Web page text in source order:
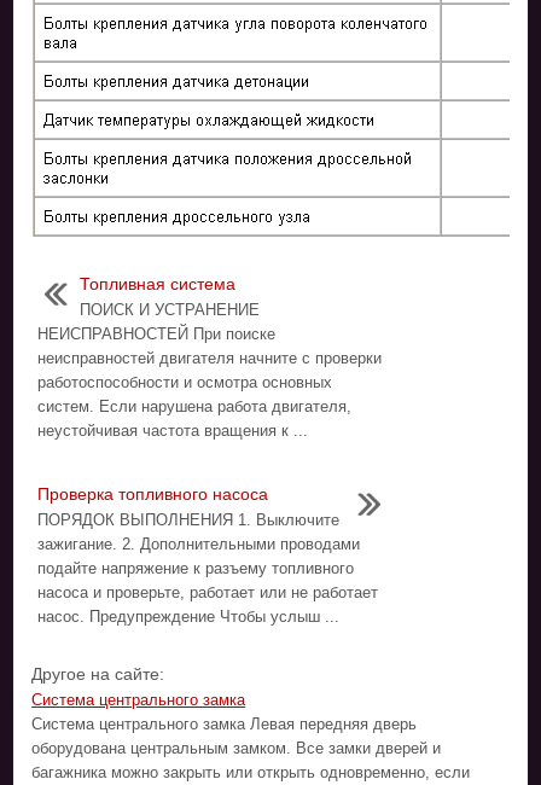
Топливная система
ПОИСК И УСТРАНЕНИЕ
НЕИСПРАВНОСТЕЙ При поиске
неисправностей двигателя начните с проверки
работоспособности и осмотра основных
систем. Если нарушена работа двигателя,
неустойчивая частота вращения к ...
Проверка топливного насоса
ПОРЯДОК ВЫПОЛНЕНИЯ 1. Выключите
зажигание. 2. Дополнительными проводами
подайте напряжение к разъему топливного
насоса и проверьте, работает или не работает
насос. Предупреждение Чтобы услыш ...
Другое на сайте:
Система центрального замка
Система центрального замка Левая передняя дверь
оборудована центральным замком. Все замки дверей и
багажника можно закрыть или открыть одновременно, если